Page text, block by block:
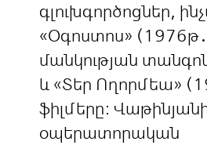
գլուխգործոցներ,
«Օգոստոս»
մանկության
և «Տեր Ողորմեա»
ֆիլմերը։
օպերատորական